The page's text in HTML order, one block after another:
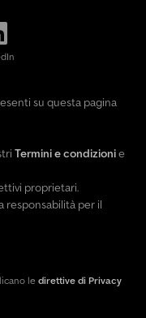
su questa pagina
Termini e condizionie
proprietari.
responsabilità per il
le direttive di Privacy